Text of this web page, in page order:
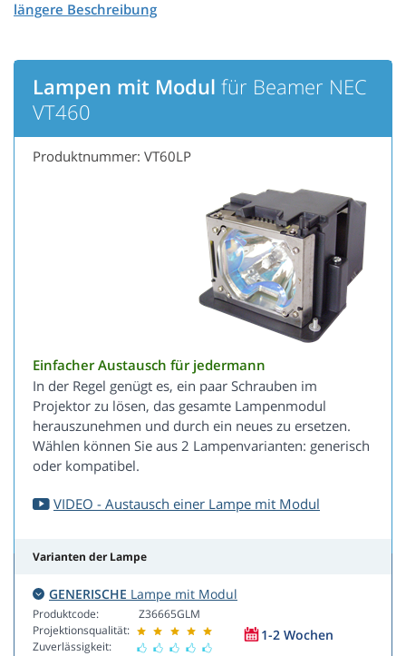
Lampen mit Modul für Beamer NEC
VT460
Produktnummer: VT60LP
Einfacher Austausch für jedermann
In der Regel genügt es, ein paar Schrauben im
Projektor zu lösen, das gesamte Lampenmodul
herauszunehmen und durch ein neues zu ersetzen.
Wählen können Sie aus 2 Lampenvarianten: generisch
oder kompatibel.
VIDEO - Austausch einer Lampe mit Modul
Varianten der Lampe
GENERISCHE Lampe mit Modul
Produktcode:
Projektionsqualität:
Zuverlässigkeit:
Z36665GLM
1-2 Wochen